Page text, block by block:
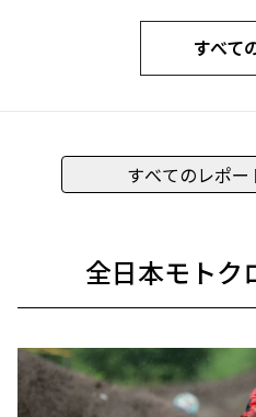
すべて
すべてのレポー
全日本モトク